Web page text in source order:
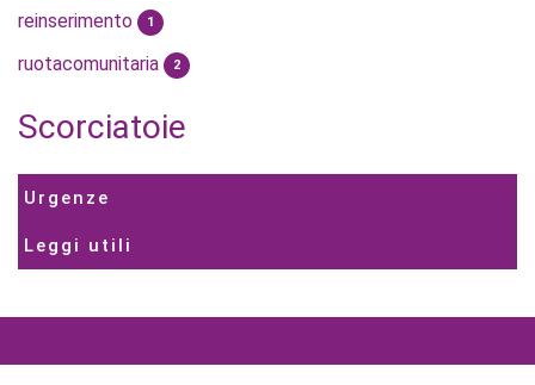
reinserimento 1
ruotacomunitaria 2
Scorciatoie
Urgenze
Leggi utili